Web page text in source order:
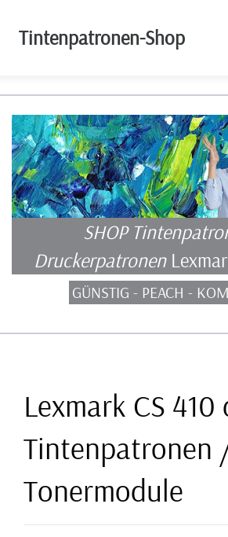
Tintenpatronen-Shop
SHOP
Druckerpatronen
GÜNSTIG - PEACH -
Lexmark CS 410
Tintenpatronen
Tonermodule